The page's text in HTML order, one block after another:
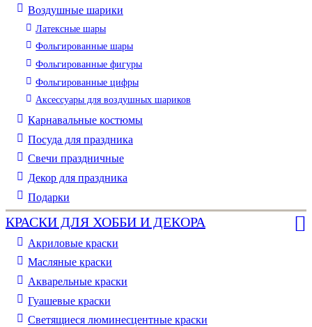
Воздушные шарики
Латексные шары
Фольгированные шары
Фольгированные фигуры
Фольгированные цифры
Аксессуары для воздушных шариков
Карнавальные костюмы
Посуда для праздника
Свечи праздничные
Декор для праздника
Подарки
КРАСКИ ДЛЯ ХОББИ И ДЕКОРА
Акриловые краски
Масляные краски
Акварельные краски
Гуашевые краски
Светящиеся люминесцентные краски